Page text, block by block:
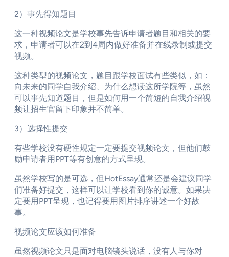
2）事先得知题目
这一种视频论文是学校事先告诉申请者题目和相关的要
求，申请者可以在2到4周内做好准备并在线录制或提交
视频。
这种类型的视频论文，题目跟学校面试有些类似，如：
向未来的同学自我介绍、为什么想读这所学院等，虽然
可以事先知道题目，但是如何用一个简短的自我介绍视
频让招生官留下印象并不简单。
3）选择性提交
有些学校没有硬性规定一定要提交视频论文，但他们鼓
励申请者用PPT等有创意的方式呈现。
虽然学校写的是可选，但HotEssay通常还是会建议同学
们准备好提交，这样可以让学校看到你的诚意。如果决
定要用PPT呈现，也记得要用图片排序讲述一个好故
事。
视频论文应该如何准备
虽然视频论文只是面对电脑镜头说话，没有人与你对